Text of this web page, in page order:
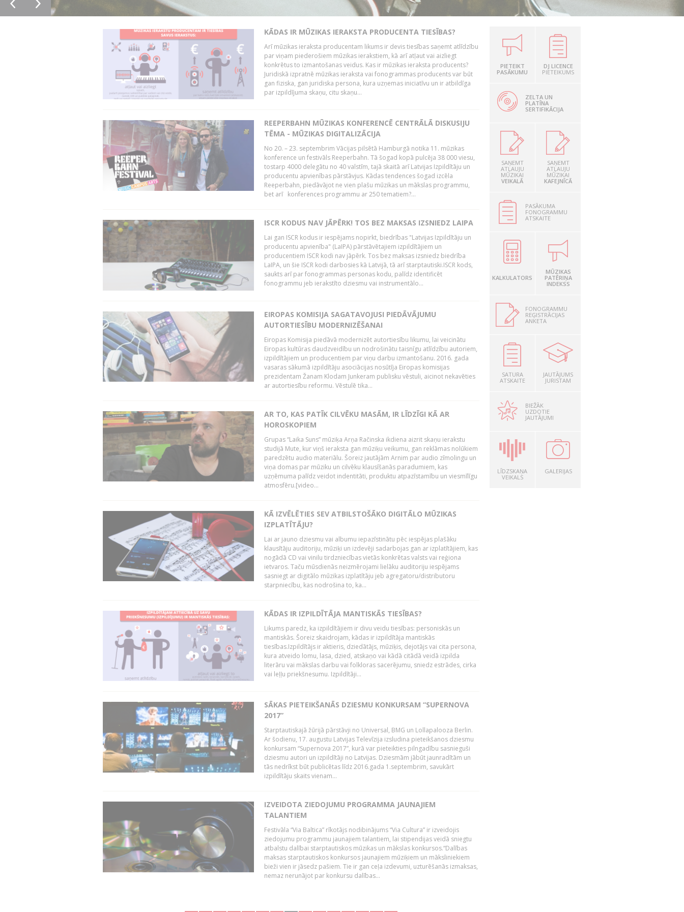
KĀDAS IR MŪZIKAS IERAKSTA PRODUCENTA TIESĪBAS?
Arī mūzikas ieraksta producentam likums ir devis tiesības saņemt atlīdzību
par viņam piederošiem mūzikas ierakstiem, kā arī atļaut vai aizliegt
konkrētus to izmantošanas veidus. Kas ir mūzikas ieraksta producents?
Juridiskā izpratnē mūzikas ieraksta vai fonogrammas producents var būt
gan fiziska, gan juridiska persona, kura uzņemas iniciatīvu un ir atbildīga
par izpildījuma skaņu, citu skaņu...
REEPERBAHN MŪZIKAS KONFERENCĒ CENTRĀLĀ DISKUSIJU
TĒMA - MŪZIKAS DIGITALIZĀCIJA
No 20. – 23. septembrim Vācijas pilsētā Hamburgā notika 11. mūzikas
konference un festivāls Reeperbahn. Tā šogad kopā pulcēja 38 000 viesu,
tostarp 4000 delegātu no 40 valstīm, tajā skaitā arī Latvijas Izpildītāju un
producentu apvienības pārstāvjus. Kādas tendences šogad izcēla
Reeperbahn, piedāvājot ne vien plašu mūzikas un mākslas programmu,
bet arī konferences programmu ar 250 tematiem?...
ISCR KODUS NAV JĀPĒRK! TOS BEZ MAKSAS IZSNIEDZ LAIPA
Lai gan ISCR kodus ir iespējams nopirkt, biedrības "Latvijas Izpildītāju un
producentu apvienība" (LaIPA) pārstāvētajiem izpildītājiem un
producentiem ISCR kodi nav jāpērk. Tos bez maksas izsniedz biedrība
LaIPA, un šie ISCR kodi darbosies kā Latvijā, tā arī starptautiski.ISCR kods,
saukts arī par fonogrammas personas kodu, palīdz identificēt
fonogrammu jeb ierakstīto dziesmu vai instrumentālo...
EIROPAS KOMISIJA SAGATAVOJUSI PIEDĀVĀJUMU
AUTORTIESĪBU MODERNIZĒŠANAI
Eiropas Komisija piedāvā modernizēt autortiesību likumu, lai veicinātu
Eiropas kultūras daudzveidību un nodrošinātu taisnīgu atlīdzību autoriem,
izpildītājiem un producentiem par viņu darbu izmantošanu. 2016. gada
vasaras sākumā izpildītāju asociācijas nosūtīja Eiropas komisijas
prezidentam Žanam Klodam Junkeram publisku vēstuli, aicinot nekavēties
ar autortiesību reformu. Vēstulē tika...
AR TO, KAS PATĪK CILVĒKU MASĀM, IR LĪDZĪGI KĀ AR
HOROSKOPIEM
Grupas “Laika Suns” mūziķa Arņa Račinska ikdiena aizrit skaņu ierakstu
studijā Mute, kur viņš ieraksta gan mūziķu veikumu, gan reklāmas nolūkiem
paredzētu audio materiālu. Šoreiz jautājām Arnim par audio zīmolingu un
viņa domas par mūziku un cilvēku klausīšanās paradumiem, kas
uzņēmuma palīdz veidot indentitāti, produktu atpazīstamību un viesmīlīgu
atmosfēru.[video...
KĀ IZVĒLĒTIES SEV ATBILSTOŠĀKO DIGITĀLO MŪZIKAS
IZPLATĪTĀJU?
Lai ar jauno dziesmu vai albumu iepazīstinātu pēc iespējas plašāku
klausītāju auditoriju, mūziķi un izdevēji sadarbojas gan ar izplatītājiem, kas
nogādā CD vai vinilu tirdzniecības vietās konkrētas valsts vai reģiona
ietvaros. Taču mūsdienās neizmērojami lielāku auditoriju iespējams
sasniegt ar digitālo mūzikas izplatītāju jeb agregatoru/distributoru
starpniecību, kas nodrošina to, ka...
KĀDAS IR IZPILDĪTĀJA MANTISKĀS TIESĪBAS?
Likums paredz, ka izpildītājiem ir divu veidu tiesības: personiskās un
mantiskās. Šoreiz skaidrojam, kādas ir izpildītāja mantiskās
tiesības.Izpildītājs ir aktieris, dziedātājs, mūziķis, dejotājs vai cita persona,
kura atveido lomu, lasa, dzied, atskaņo vai kādā citādā veidā izpilda
literāru vai mākslas darbu vai folkloras sacerējumu, sniedz estrādes, cirka
vai leļļu priekšnesumu. Izpildītāji...
SĀKAS PIETEIKŠANĀS DZIESMU KONKURSAM “SUPERNOVA
2017”
Starptautiskajā žūrijā pārstāvji no Universal, BMG un Lollapalooza Berlin.
Ar šodienu, 17. augustu Latvijas Televīzija izsludina pieteikšanos dziesmu
konkursam “Supernova 2017”, kurā var pieteikties pilngadību sasnieguši
dziesmu autori un izpildītāji no Latvijas. Dziesmām jābūt jaunradītām un
tās nedrīkst būt publicētas līdz 2016.gada 1.septembrim, savukārt
izpildītāju skaits vienam...
IZVEIDOTA ZIEDOJUMU PROGRAMMA JAUNAJIEM
TALANTIEM
Festivāla “Via Baltica” rīkotājs nodibinājums “Via Cultura” ir izveidojis
ziedojumu programmu jaunajiem talantiem, lai stipendijas veidā sniegtu
atbalstu dalībai starptautiskos mūzikas un mākslas konkursos.“Dalības
maksas starptautiskos konkursos jaunajiem mūziķiem un māksliniekiem
bieži vien ir jāsedz pašiem. Tie ir gan ceļa izdevumi, uzturēšanās izmaksas,
nemaz nerunājot par konkursu dalības...
PIETEIKT
PASĀKUMU
DJ LICENCE
PIETEIKUMS
ZELTA UN
PLATĪNA
SERTIFIKĀCIJA
SAŅEMT
ATĻAUJU
MŪZIKAI
VEIKALĀ
SAŅEMT
ATĻAUJU
MŪZIKAI
KAFEJNĪCĀ
PASĀKUMA
FONOGRAMMU
ATSKAITE
KALKULATORS
MŪZIKAS
PATĒRIŅA
INDEKSS
FONOGRAMMU
REĢISTRĀCIJAS
ANKETA
SATURA
ATSKAITE
JAUTĀJUMS
JURISTAM
BIEŽĀK
UZDOTIE
JAUTĀJUMI
LĪDZSKAŅA
VEIKALS
GALERIJAS